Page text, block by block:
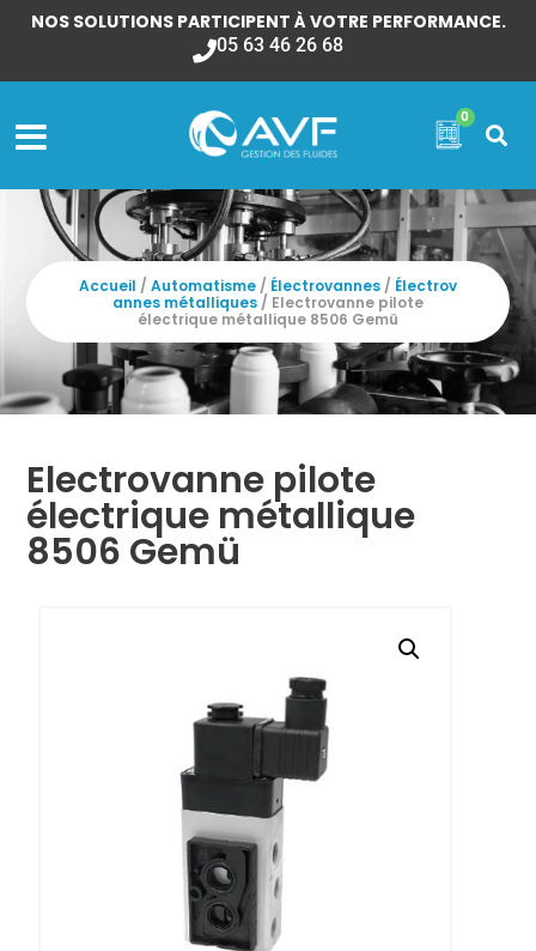
NOS SOLUTIONS PARTICIPENT À VOTRE PERFORMANCE.
05 63 46 26 68
0
Accueil / Automatisme / Électrovannes / Électrov
annes métalliques / Electrovanne pilote
électrique métallique 8506 Gemü
Electrovanne pilote
électrique métallique
8506 Gemü